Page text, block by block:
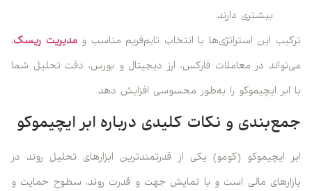
بیشتری دارند.
ترکیب این استراتژی‌ها با انتخاب تایم‌فریم مناسب ومدیریت ریسک،
می‌تواند در معاملات فارکس، ارز دیجیتال و بورس، دقت تحلیل شما
با ابر ایچیموکو را به‌طور محسوسی افزایش دهد.
جمع‌بندی و نکات کلیدی درباره ابر ایچیموکو
ابر ایچیموکو (کومو) یکی از قدرتمندترین ابزارهای تحلیل روند در
بازارهای مالی است و با نمایش جهت و قدرت روند، سطوح حمایت و